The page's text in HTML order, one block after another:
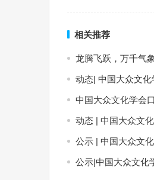
相关推荐
龙腾飞跃，万千气
动态| 中国大众文
中国大众文化学会
动态 | 中国大众文
公示 | 中国大众文
公示|中国大众文化